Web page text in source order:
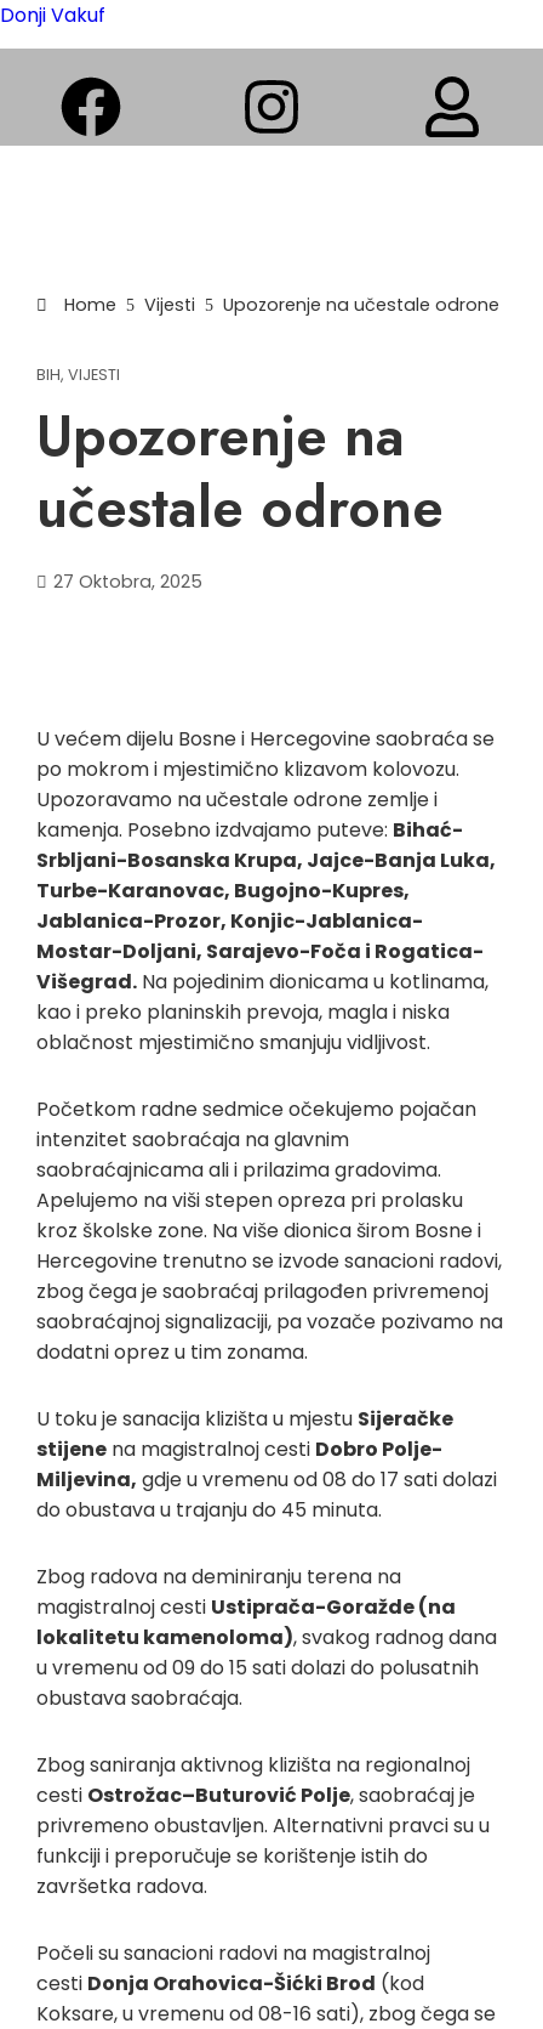
Donji Vakuf
Home Vijesti Upozorenje na učestale odrone
BIH, VIJESTI
Upozorenje na
učestale odrone
27 Oktobra, 2025
U većem dijelu Bosne i Hercegovine saobraća se
po mokrom i mjestimično klizavom kolovozu.
Upozoravamo na učestale odrone zemlje i
kamenja. Posebno izdvajamo puteve: Bihać-
Srbljani-Bosanska Krupa, Jajce-Banja Luka,
Turbe-Karanovac, Bugojno-Kupres,
Jablanica-Prozor, Konjic-Jablanica-
Mostar-Doljani, Sarajevo-Foča i Rogatica-
Višegrad. Na pojedinim dionicama u kotlinama,
kao i preko planinskih prevoja, magla i niska
oblačnost mjestimično smanjuju vidljivost.
Početkom radne sedmice očekujemo pojačan
intenzitet saobraćaja na glavnim
saobraćajnicama ali i prilazima gradovima.
Apelujemo na viši stepen opreza pri prolasku
kroz školske zone. Na više dionica širom Bosne i
Hercegovine trenutno se izvode sanacioni radovi,
zbog čega je saobraćaj prilagođen privremenoj
saobraćajnoj signalizaciji, pa vozače pozivamo na
dodatni oprez u tim zonama.
U toku je sanacija klizišta u mjestu Sijeračke
stijene na magistralnoj cesti Dobro Polje-
Miljevina, gdje u vremenu od 08 do 17 sati dolazi
do obustava u trajanju do 45 minuta.
Zbog radova na deminiranju terena na
magistralnoj cesti Ustiprača-Goražde (na
lokalitetu kamenoloma), svakog radnog dana
u vremenu od 09 do 15 sati dolazi do polusatnih
obustava saobraćaja.
Zbog saniranja aktivnog klizišta na regionalnoj
cesti Ostrožac–Buturović Polje, saobraćaj je
privremeno obustavljen. Alternativni pravci su u
funkciji i preporučuje se korištenje istih do
završetka radova.
Počeli su sanacioni radovi na magistralnoj
cesti Donja Orahovica-Šićki Brod (kod
Koksare, u vremenu od 08-16 sati), zbog čega se